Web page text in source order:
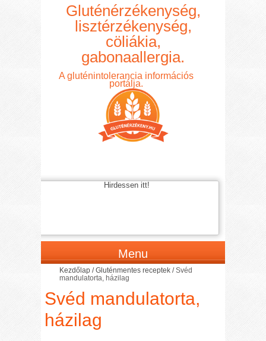
Gluténérzékenység,
lisztérzékenység,
cöliákia,
gabonaallergia.
A gluténintolerancia információs
portálja.
Hirdessen itt!
Menu
Kezdőlap /Gluténmentes receptek /Svéd
mandulatorta, házilag
Svéd mandulatorta,
házilag